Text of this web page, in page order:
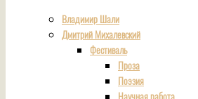
Владимир Шали
Дмитрий Михалевский
Фестиваль
Проза
Поэзия